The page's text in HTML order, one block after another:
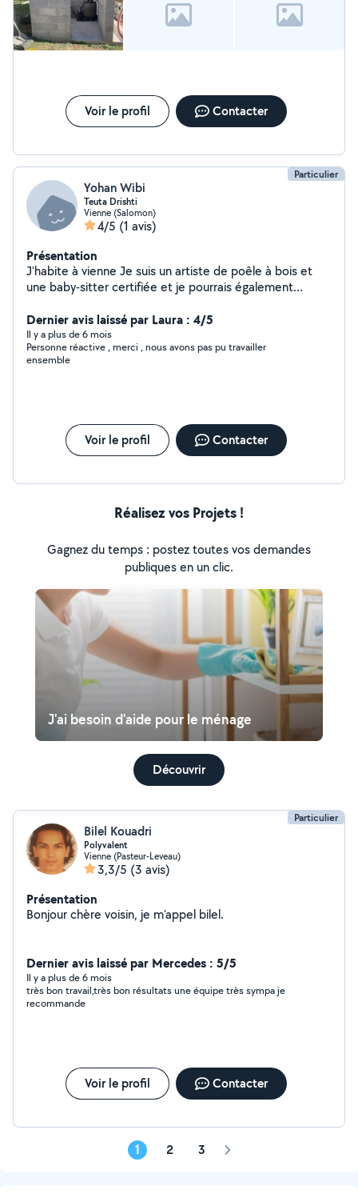
Voir le profil Contacter
Particulier
Yohan Wibi
Teuta Drishti
Vienne (Salomon)
4/5 (1 avis)
Présentation
J'habite à vienne Je suis un artiste de poêle à bois et
une baby-sitter certifiée et je pourrais également
repassage des vêtements, nettoyage des maisons,
garde d'animaux, aide à la cuisine, nettoyage des vitres.
Dernier avis laissé par Laura : 4/5
Il y a plus de 6 mois
Personne réactive , merci , nous avons pas pu travailler
ensemble
Voir le profil Contacter
Réalisez vos Projets !
Gagnez du temps : postez toutes vos demandes
publiques en un clic.
J'ai besoin d'aide pour le ménage
Découvrir
Particulier
Bilel Kouadri
Polyvalent
Vienne (Pasteur-Leveau)
3,3/5 (3 avis)
Présentation
Bonjour chère voisin, je m'appel bilel.
Dernier avis laissé par Mercedes : 5/5
Il y a plus de 6 mois
très bon travail,très bon résultats une équipe très sympa je
recommande
Voir le profil Contacter
1 2 3 Page